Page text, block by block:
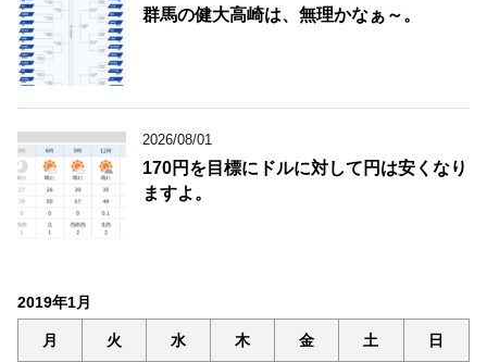
群馬の健大高崎は、無理かなぁ～。
2026/08/01
170円を目標にドルに対して円は安くなり
ますよ。
2019年1月
月 火 水 木 金 土 日